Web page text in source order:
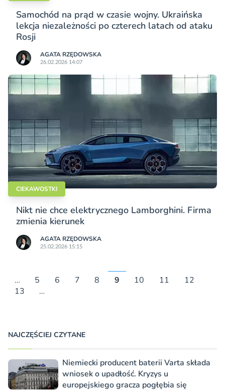
Samochód na prąd w czasie wojny. Ukraińska
lekcja niezależności po czterech latach od ataku
Rosji
AGATA RZĘDOWSKA
26.02.2026 14:07
CIEKAWOSTKI
Nikt nie chce elektrycznego Lamborghini. Firma
zmienia kierunek
AGATA RZĘDOWSKA
25.02.2026 15:15
… 5 6 7 8 9 10 11
12
13
…
NAJCZĘŚCIEJ CZYTANE
Niemiecki producent baterii Varta składa
wniosek o upadłość. Kryzys u
europejskiego gracza pogłębia się